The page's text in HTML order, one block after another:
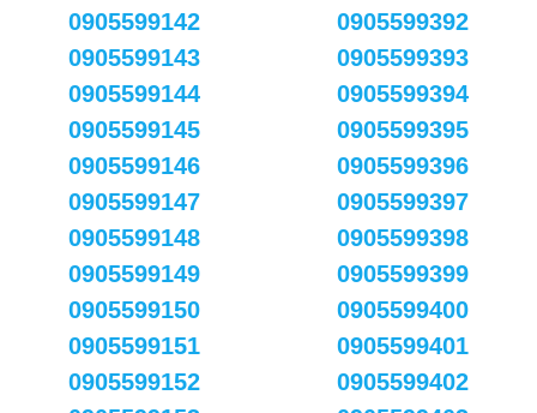
0905599142
0905599143
0905599144
0905599145
0905599146
0905599147
0905599148
0905599149
0905599150
0905599151
0905599152
0905599392
0905599393
0905599394
0905599395
0905599396
0905599397
0905599398
0905599399
0905599400
0905599401
0905599402